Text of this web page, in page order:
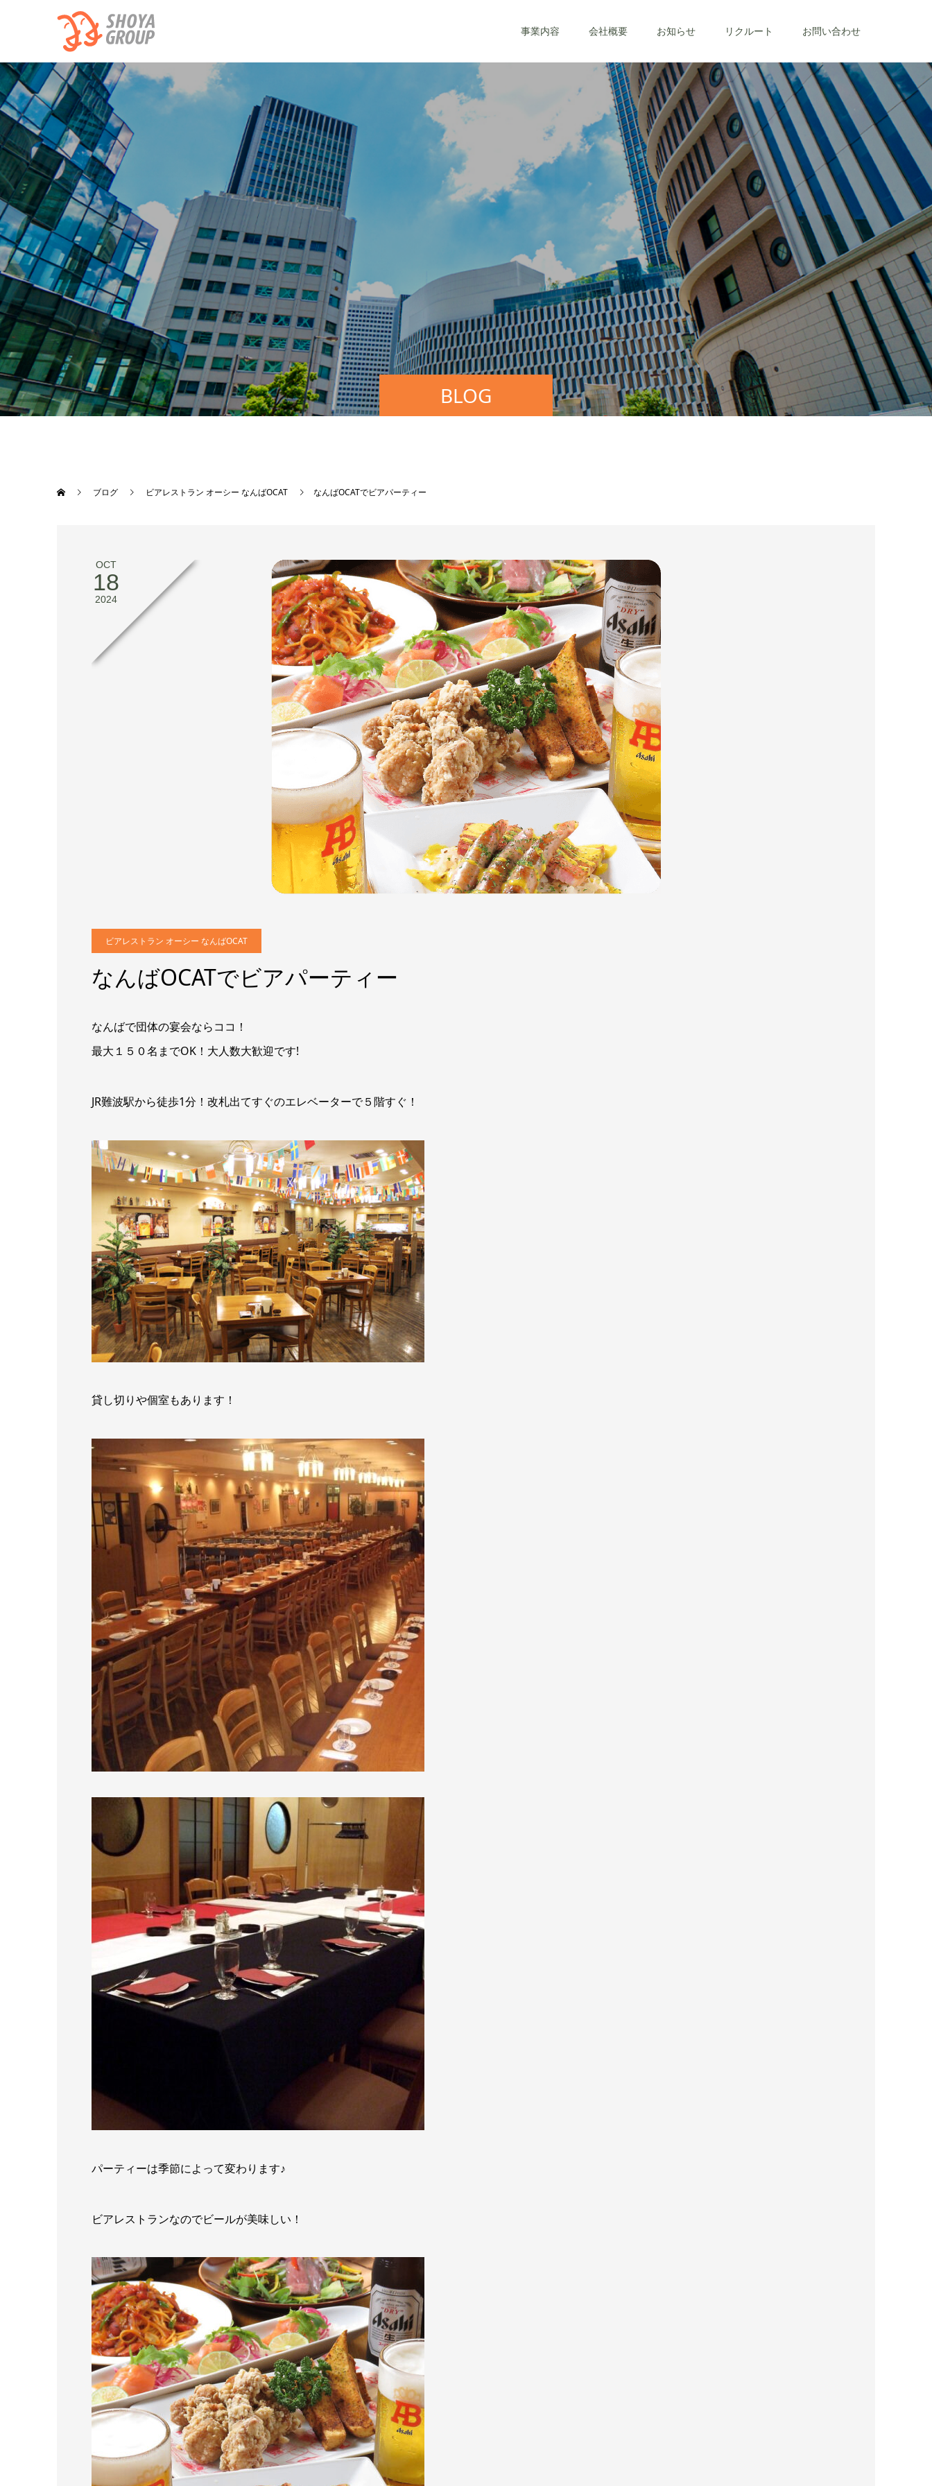
事業内容 会社概要 お知らせ リクルート お問い合わせ
BLOG
ブログ ビアレストラン オーシー なんばOCAT なんばOCATでビアパーティー
OCT
18
2024
ビアレストラン オーシー なんばOCAT
なんばOCATでビアパーティー
なんばで団体の宴会ならココ！
最大１５０名までOK！大人数大歓迎です!
JR難波駅から徒歩1分！改札出てすぐのエレベーターで５階すぐ！
貸し切りや個室もあります！
パーティーは季節によって変わります♪
ビアレストランなのでビールが美味しい！